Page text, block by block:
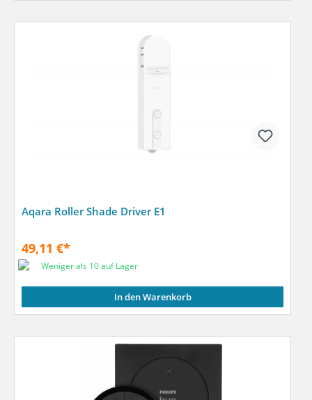
Aqara Roller Shade Driver E1
49,11 €*
Weniger als 10 auf Lager
In den Warenkorb